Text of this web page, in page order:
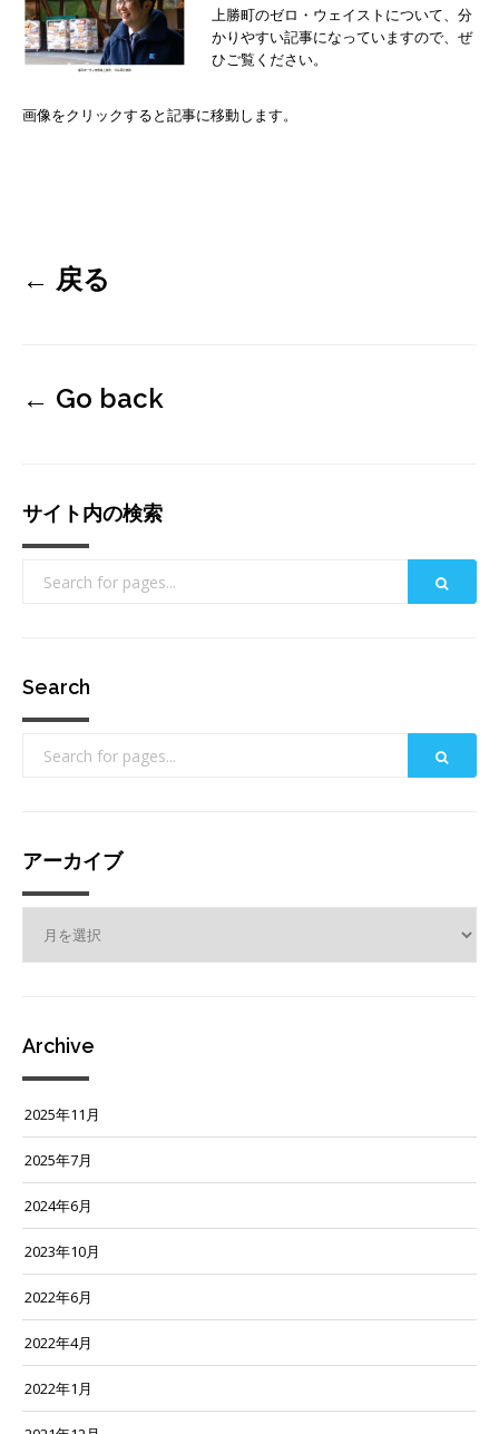
上勝町のゼロ・ウェイストについて、分
かりやすい記事になっていますので、ぜ
ひご覧ください。
画像をクリックすると記事に移動します。
← 戻る
← Go back
サイト内の検索
Search
アーカイブ
カ
Archive
2025年11月
2025年7月
2024年6月
2023年10月
2022年6月
2022年4月
2022年1月